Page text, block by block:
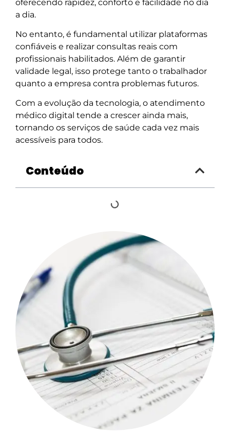
oferecendo rapidez, conforto e facilidade no dia
a dia.
No entanto, é fundamental utilizar plataformas
confiáveis e realizar consultas reais com
profissionais habilitados. Além de garantir
validade legal, isso protege tanto o trabalhador
quanto a empresa contra problemas futuros.
Com a evolução da tecnologia, o atendimento
médico digital tende a crescer ainda mais,
tornando os serviços de saúde cada vez mais
acessíveis para todos.
Conteúdo